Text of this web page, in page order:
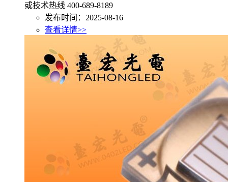
或技术热线 400-689-8189
发布时间：2025-08-16
查看详情>>